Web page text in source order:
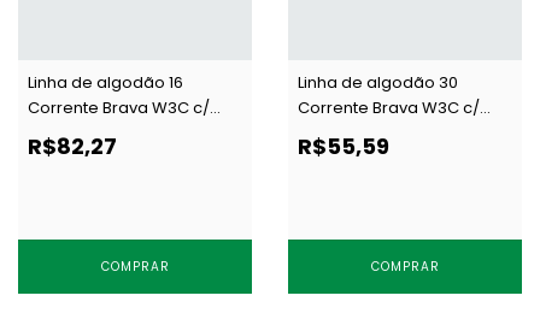
Linha de algodão 16
Corrente Brava W3C c/
4000 j
R$82,27
COMPRAR
Linha de algodão 30
Corrente Brava W3C c/
4000 j
R$55,59
COMPRAR